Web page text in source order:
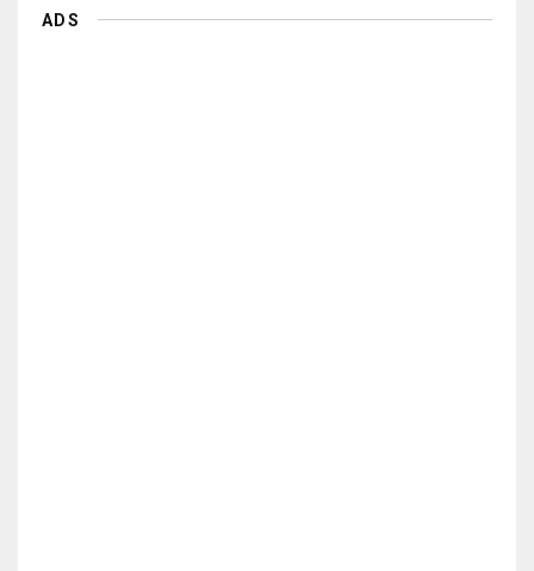
ADS